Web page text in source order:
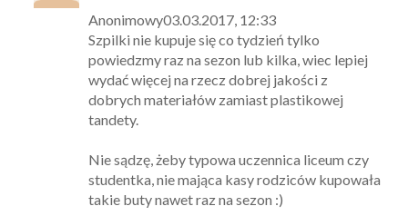
Anonimowy03.03.2017, 12:33
Szpilki nie kupuje się co tydzień tylko
powiedzmy raz na sezon lub kilka, wiec lepiej
wydać więcej na rzecz dobrej jakości z
dobrych materiałów zamiast plastikowej
tandety.
Nie sądzę, żeby typowa uczennica liceum czy
studentka, nie mająca kasy rodziców kupowała
takie buty nawet raz na sezon :)